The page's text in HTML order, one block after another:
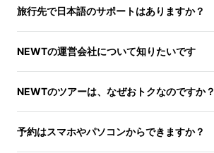
旅行先で日本語のサポートはありますか？
NEWTの運営会社について知りたいです
NEWTのツアーは、なぜおトクなのですか？
予約はスマホやパソコンからできますか？